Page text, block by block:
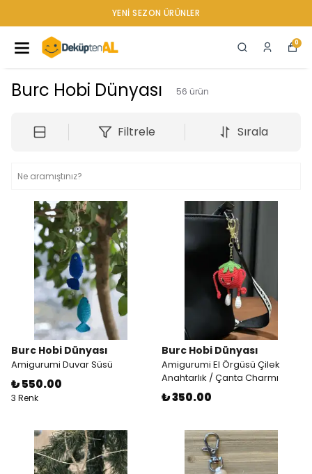
YENI SEZON ÜRÜNLER
0
Burc Hobi Dünyası 56 ürün
Filtrele Sırala
Burc Hobi Dünyası
Amigurumi Duvar Süsü
₺ 550.00
3 Renk
Burc Hobi Dünyası
Amigurumi El Örgüsü Çilek
Anahtarlık / Çanta Charmı
₺ 350.00